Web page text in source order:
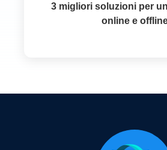
3 migliori soluzioni per
online e